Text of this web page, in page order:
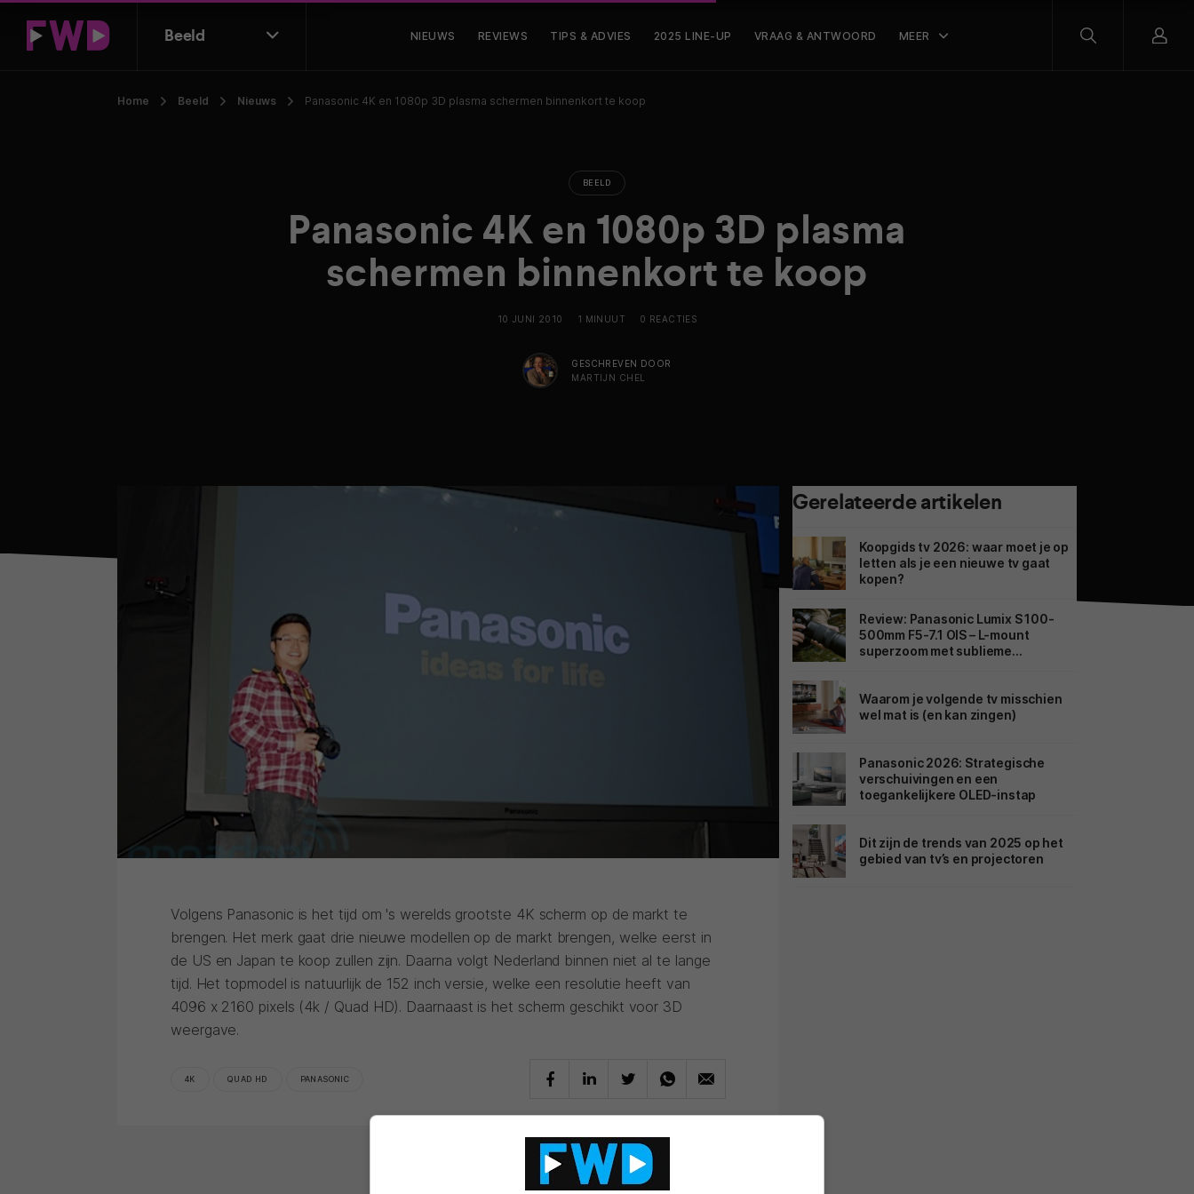
Beeld NIEUWS REVIEWS TIPS & ADVIES 2025 LINE-UP VRAAG & ANTWOORD MEER
Home Beeld Nieuws Panasonic 4K en 1080p 3D plasma schermen binnenkort te koop
BEELD
Panasonic 4K en 1080p 3D plasma
schermen binnenkort te koop
10 JUNI 2010 1 MINUUT 0 REACTIES
GESCHREVEN DOOR
MARTIJN CHEL
Volgens Panasonic is het tijd om 's werelds grootste 4K scherm op de markt te
brengen. Het merk gaat drie nieuwe modellen op de markt brengen, welke eerst in
de US en Japan te koop zullen zijn. Daarna volgt Nederland binnen niet al te lange
tijd. Het topmodel is natuurlijk de 152 inch versie, welke een resolutie heeft van
4096 x 2160 pixels (4k / Quad HD). Daarnaast is het scherm geschikt voor 3D
weergave.
4K QUAD HD PANASONIC
Gerelateerde artikelen
Koopgids tv 2026: waar moet je op
letten als je een nieuwe tv gaat
kopen?
Review: Panasonic Lumix S 100-
500mm F5-7.1 OIS – L-mount
superzoom met sublieme
Waarom je volgende tv misschien
wel mat is (en kan zingen)
Panasonic 2026: Strategische
verschuivingen en een
toegankelijkere OLED-instap
Dit zijn de trends van 2025 op het
gebied van tv’s en projectoren